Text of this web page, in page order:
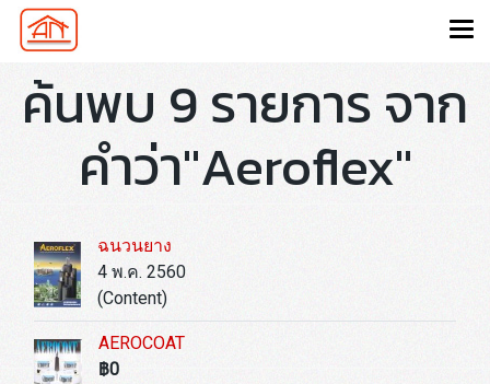
ค้นพบ 9 รายการ จาก
คำว่า"Aeroflex"
ฉนวนยาง
4 พ.ค. 2560
(Content)
AEROCOAT
฿0